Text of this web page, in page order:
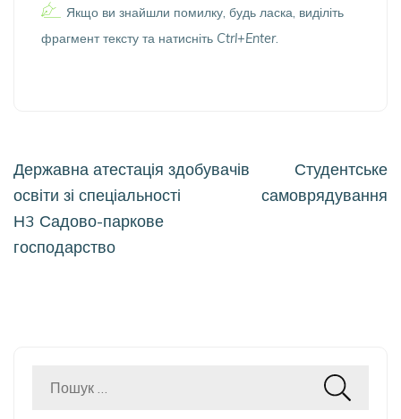
Якщо ви знайшли помилку, будь ласка, виділіть
фрагмент тексту та натисніть Ctrl+Enter.
Навігація
записів
Державна атестація здобувачів
освіти зі спеціальності
Н3 Садово-паркове
господарство
Студентське
самоврядування
Пошук: